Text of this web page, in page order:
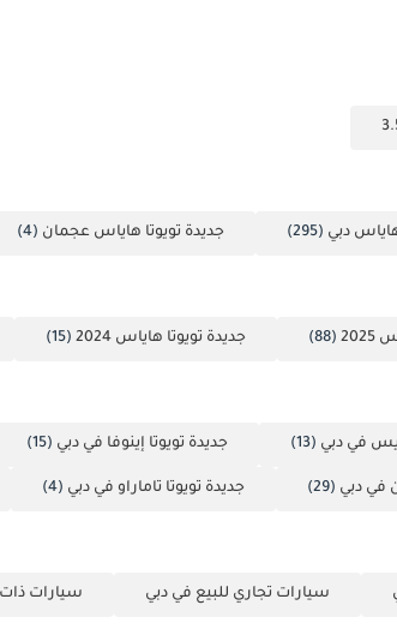
هاياس دبي (295) جديدة تويوتا هاياس عجمان (4)
(88) جديدة تويوتا هاياس 2024 (15)
آيس في دبي (13) جديدة تويوتا إينوفا في دبي (15)
في دبي (29) جديدة تويوتا تاماراو في دبي (4)
سيارات تجاري للبيع في دبي سيارات ذات